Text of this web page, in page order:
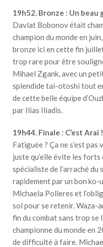
19h52. Bronze : Un beau
Davlat Bobonov était
champion du monde en
bronze ici en cette fin
trop rare pour être
Mihael Zgank, avec un
splendide tai-otoshi tout
de cette belle équipe
par Ilias Iliadis.
19h44. Finale : C’est Arai !
Fatiguée ? Ça ne s’est
juste qu’elle évite les
spécialiste de l’arraché du
rapidement par un bon
Michaela Polleres et
sol pour se retenir.
fin du combat sans trop se
championne du monde en
de difficulté à faire.